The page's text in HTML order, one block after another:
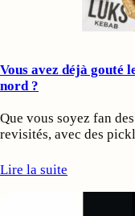
Vous avez déjà gouté
nord ?
Que vous soyez fan
revisités, avec des
Lire la suite